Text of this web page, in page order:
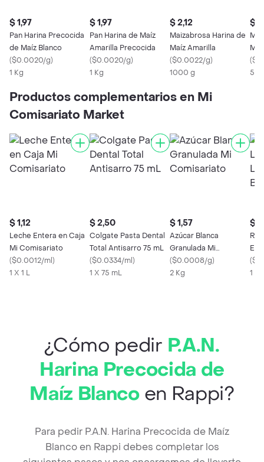
$ 1,97
Pan Harina Precocida
de Maíz Blanco
($0.0020/g)
1 Kg
$ 1,97
Pan Harina de Maíz
Amarilla Precocida
($0.0020/g)
1 Kg
$ 2,12
Maizabrosa Harina de
Maíz Amarilla
($0.0022/g)
1000 g
$
(
Productos complementarios en Mi
Comisariato Market
$ 1,12
Leche Entera en Caja
Mi Comisariato
($0.0012/ml)
1 X 1 L
$ 2,50
Colgate Pasta Dental
Total Antisarro 75 mL
($0.0334/ml)
1 X 75 mL
$ 1,57
Azúcar Blanca
Granulada Mi
Comisariato
($0.0008/g)
2 Kg
$
(
1 X
¿Cómo pedir P.A.N.
Harina Precocida de
Maíz Blancoen Rappi?
Para pedir P.A.N. Harina Precocida de Maíz
Blanco en Rappi debes completar los